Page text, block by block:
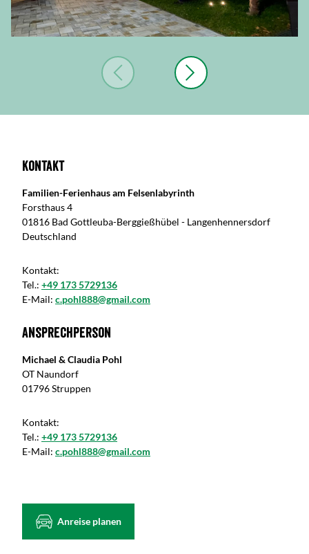
Kontakt
Familien-Ferienhaus am Felsenlabyrinth
Forsthaus 4
01816 Bad Gottleuba-Berggießhübel - Langenhennersdorf
Deutschland
Kontakt:
Tel.: +49 173 5729136
E-Mail: c.pohl888@gmail.com
Ansprechperson
Michael & Claudia Pohl
OT Naundorf
01796 Struppen
Kontakt:
Tel.: +49 173 5729136
E-Mail: c.pohl888@gmail.com
Anreise planen